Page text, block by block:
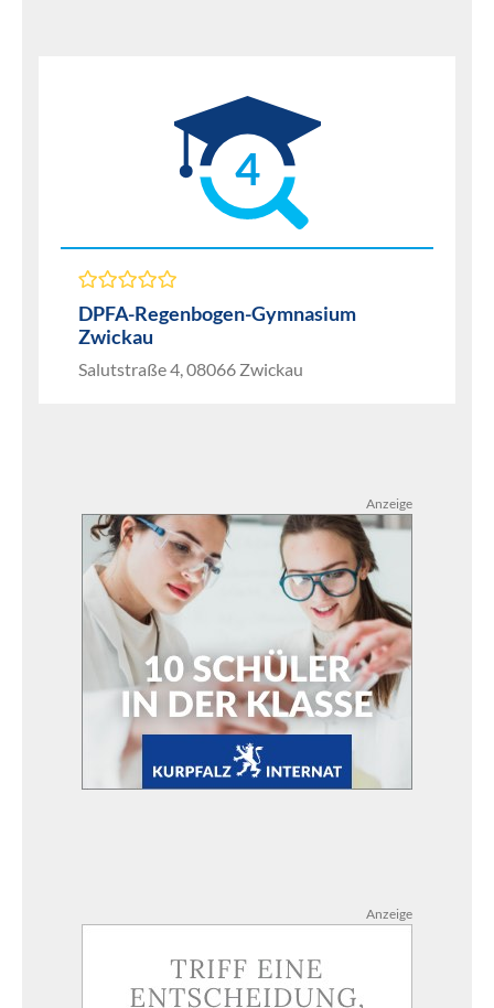
4
DPFA-Regenbogen-Gymnasium
Zwickau
Salutstraße 4, 08066 Zwickau
Anzeige
Anzeige